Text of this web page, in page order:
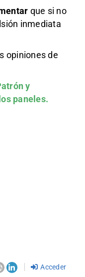
que si no
inmediata
opiniones de
y
paneles.
Acceder